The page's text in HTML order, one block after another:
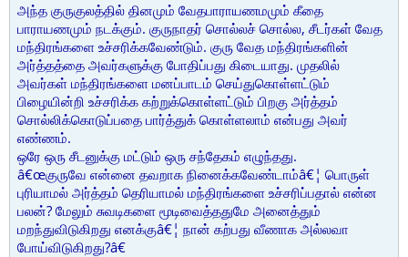
அந்த குருகுலத்தில் தினமும் வேதபாராயணமமும் கீதை
பாராயணமும் நடக்கும். குருநாதர் சொல்லச் சொல்ல, சீடர்கள் வேத
மந்திரங்களை உச்சரிக்கவேண்டும். குரு வேத மந்திரங்களின்
அர்த்தத்தை அவர்களுக்கு போதிப்பது கிடையாது. முதலில்
அவர்கள் மந்திரங்களை மனப்பாடம் செய்துகொள்ளட்டும்
பிழையின்றி உச்சரிக்க கற்றுக்கொள்ளட்டும் பிறகு அர்த்தம்
சொல்லிக்கொடுப்பதை பார்த்துக் கொள்ளலாம் என்பது அவர்
எண்ணம்.
ஒரே ஒரு சீடனுக்கு மட்டும் ஒரு சந்தேகம் எழுந்தது.
â€œகுருவே என்னை தவறாக நினைக்கவேண்டாம்â€¦ பொருள்
புரியாமல் அர்த்தம் தெரியாமல் மந்திரங்களை உச்சரிப்பதால் என்ன
பலன்? மேலும் சுவடிகளை மூடிவைத்ததுமே அனைத்தும்
மறந்துவிடுகிறது எனக்குâ€¦ நான் கற்பது வீணாக அல்லவா
போய்விடுகிறது?â€